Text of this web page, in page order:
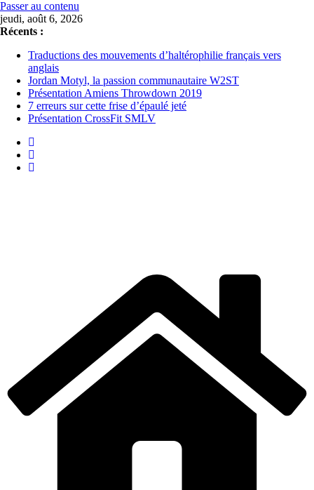
Passer au contenu
jeudi, août 6, 2026
Récents :
Traductions des mouvements d’haltérophilie français vers
anglais
Jordan Motyl, la passion communautaire W2ST
Présentation Amiens Throwdown 2019
7 erreurs sur cette frise d’épaulé jeté
Présentation CrossFit SMLV